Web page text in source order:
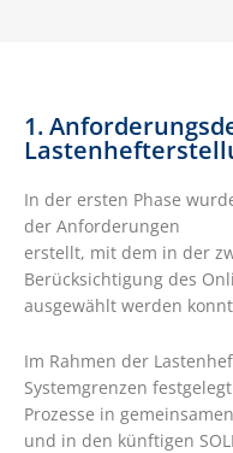
1.
In der ersten Phase
der Anforderungen
erstellt, mit dem in der
Berücksichtigung des
ausgewählt werden
Im Rahmen der
Systemgrenzen
Prozesse in
und in den künftigen